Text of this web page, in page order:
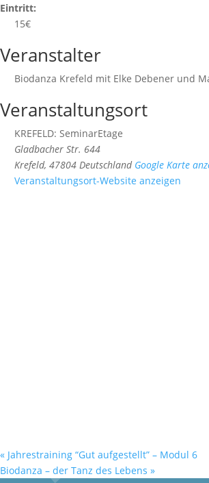
Eintritt:
15€
Veranstalter
Biodanza Krefeld mit Elke Debener und
Veranstaltungsort
KREFELD: SeminarEtage
Gladbacher Str. 644
Krefeld, 47804 Deutschland Google Karte
Veranstaltungsort-Website anzeigen
« Jahrestraining “Gut aufgestellt” – Modul 6
Biodanza – der Tanz des Lebens »